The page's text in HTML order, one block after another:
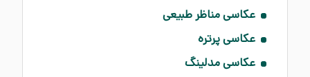
عکاسی مناظر طبیعی
عکاسی پرتره
عکاسی مدلینگ